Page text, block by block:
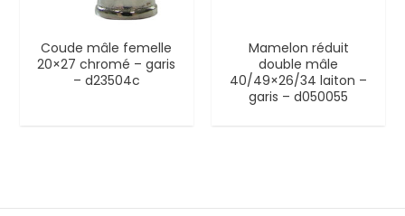
Coude mâle femelle
20×27 chromé – garis
– d23504c
Mamelon réduit
double mâle
40/49×26/34 laiton –
garis – d050055